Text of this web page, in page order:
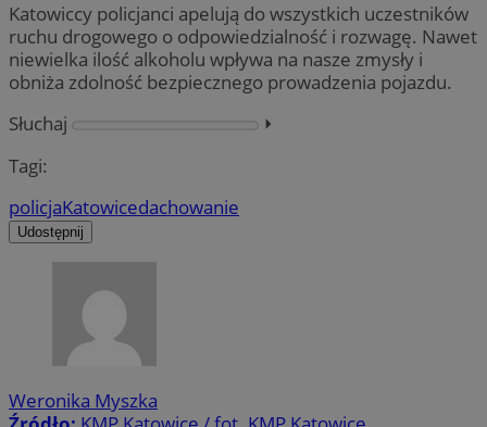
Katowiccy policjanci apelują do wszystkich uczestników
ruchu drogowego o odpowiedzialność i rozwagę. Nawet
niewielka ilość alkoholu wpływa na nasze zmysły i
obniża zdolność bezpiecznego prowadzenia pojazdu.
Słuchaj
⏵︎
Tagi:
policjaKatowicedachowanie
Udostępnij
Weronika Myszka